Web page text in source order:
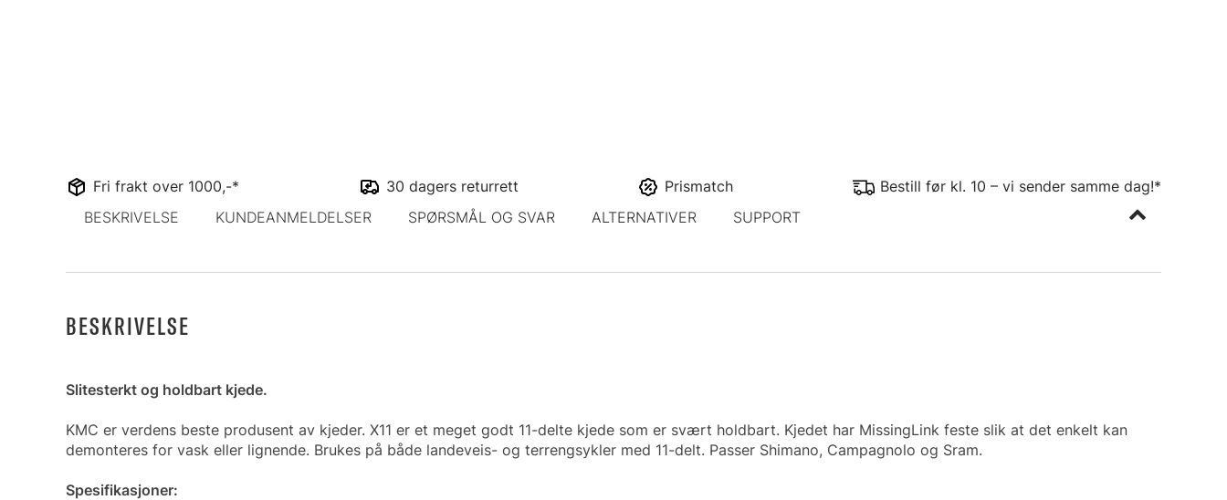
Fri frakt over 1000,-* 30 dagers returrett Prismatch Bestill før kl. 10 – vi sender samme dag!*
BESKRIVELSE KUNDEANMELDELSER SPØRSMÅL OG SVAR ALTERNATIVER SUPPORT
BESKRIVELSE
Slitesterkt og holdbart kjede.
KMC er verdens beste produsent av kjeder. X11 er et meget godt 11-delte kjede som er svært holdbart. Kjedet har MissingLink feste slik at det enkelt kan
demonteres for vask eller lignende. Brukes på både landeveis- og terrengsykler med 11-delt. Passer Shimano, Campagnolo og Sram.
Spesifikasjoner: